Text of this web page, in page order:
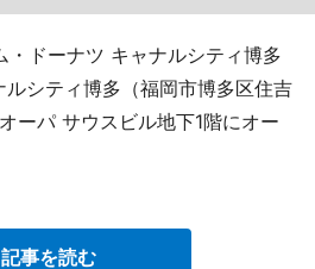
・ドーナツ キャナルシティ博多
シティ博多（福岡市博多区住吉
ーパ サウスビル地下1階にオー
記事を読む